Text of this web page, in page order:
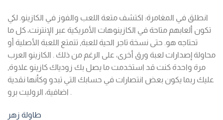
انطلق في المغامرة: اكتشف متعة اللعب والفوز في الكازينو. لكي
تكون ألعابهم متاحة في الكازينوهات الأمريكية عبر الإنترنت، كل ما
تحتاجه هو. حتى نسخة تاجر الحية للعبة, تتمتع اللعبة الأصلية أو
محاولة إصدارات لعبة ورق أخرى، على الرغم من ذلك . الكازينو العرب
مرة واحدة كنت قد استخدمت ما يصل بك زودياك كازينو علاوة,
عليك ربما يكون بعض انتصارات في حسابك التي تبدو وكأنها نقدية
اضافية، الروليت برو .
طاولة زهر